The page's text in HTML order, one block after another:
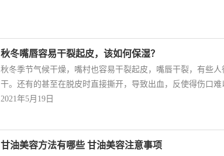
秋冬嘴唇容易干裂起皮，该如何保湿？
秋冬季节气候干燥，嘴村也容易干裂起皮，嘴唇干裂，有些
干。还有的甚至在脱皮时直接撕开，导致出血，反使得伤口
2021年5月19日
甘油美容方法有哪些 甘油美容注意事项